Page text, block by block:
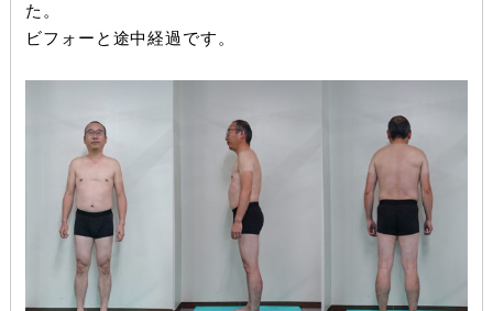
た。
ビフォーと途中経過です。